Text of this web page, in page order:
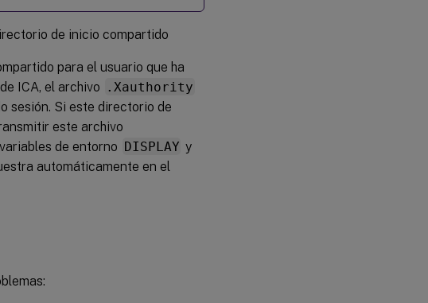
de inicio compartido
para el usuario que ha
ICA, el archivo
.Xauthority
sesión. Si este directorio de
este archivo
de entorno DISPLAY y
automáticamente en el